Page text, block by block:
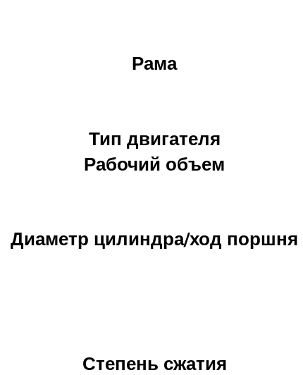
Рама
Тип двигателя
Рабочий объем
Диаметр цилиндра/ход поршня
Степень сжатия